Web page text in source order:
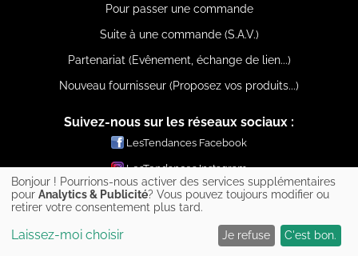
Pour passer une commande
Suite à une commande (S.A.V.)
Partenariat (Evênement, échange de lien...)
Nouveau fournisseur (Proposez vos produits...)
Suivez-nous sur les réseaux sociaux :
LesTendances Facebook
LesTendances Instagram
LesTendances Pinterest
LesTendances Youtube
Bonjour ! Pourrions-nous activer des services supplémentaires
pour Analytics & Publicité? Vous pouvez toujours modifier ou
retirer votre consentement plus tard.
Laissez-moi choisir Je refuse C'est bon.